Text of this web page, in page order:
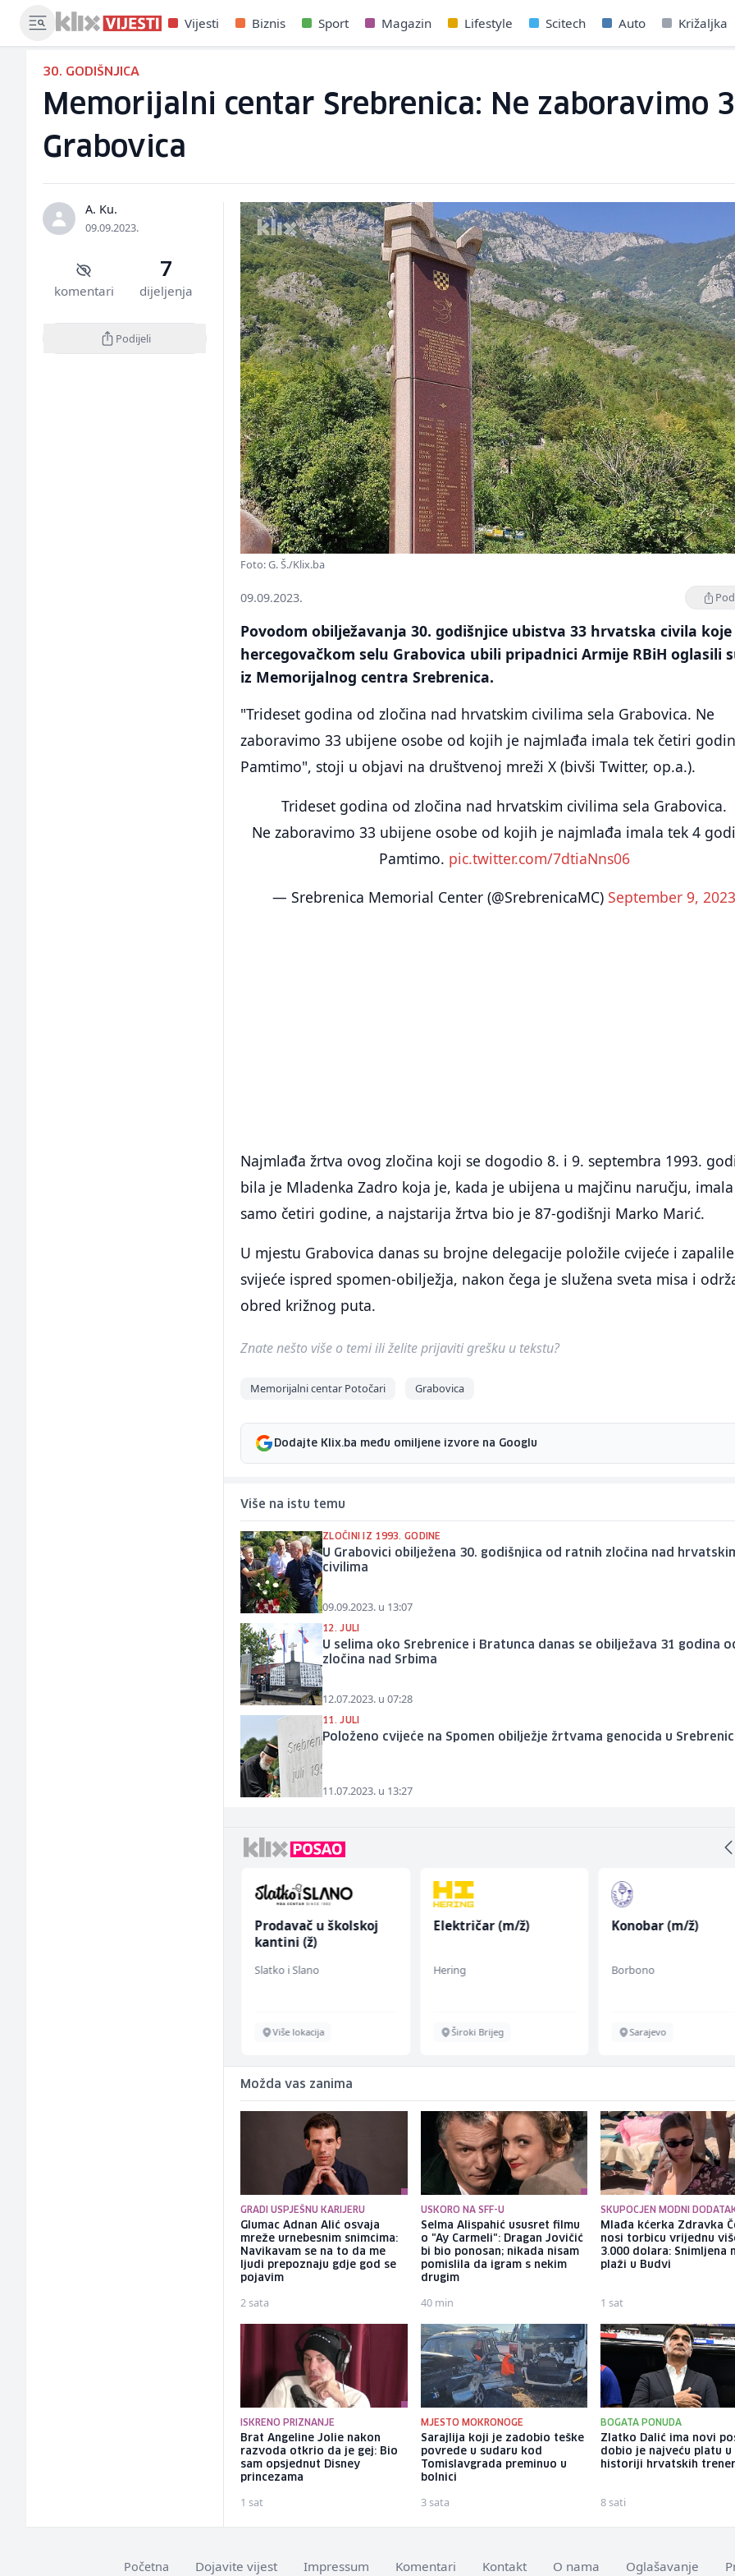
Vijesti Biznis Sport Magazin Lifestyle Scitech Auto Križaljka
30. GODIŠNJICA
Memorijalni centar Srebrenica: Ne zaboravimo
Grabovica
A. Ku.
09.09.2023.
komentari
7
dijeljenja
Podijeli
Foto: G. Š./Klix.ba
09.09.2023.
Povodom obilježavanja 30. godišnjice ubistva 33 hrvatska civila koje
hercegovačkom selu Grabovica ubili pripadnici Armije RBiH oglasili
iz Memorijalnog centra Srebrenica.
"Trideset godina od zločina nad hrvatskim civilima sela Grabovica. Ne
zaboravimo 33 ubijene osobe od kojih je najmlađa imala tek četiri
Pamtimo", stoji u objavi na društvenoj mreži X (bivši Twitter, op.a.).
Trideset godina od zločina nad hrvatskim civilima sela Grabovica.
Ne zaboravimo 33 ubijene osobe od kojih je najmlađa imala tek 4
Pamtimo. pic.twitter.com/7dtiaNns06
— Srebrenica Memorial Center (@SrebrenicaMC) September 9, 2023
Najmlađa žrtva ovog zločina koji se dogodio 8. i 9. septembra 1993.
bila je Mladenka Zadro koja je, kada je ubijena u majčinu naručju, imala
samo četiri godine, a najstarija žrtva bio je 87-godišnji Marko Marić.
U mjestu Grabovica danas su brojne delegacije položile cvijeće i zapalile
svijeće ispred spomen-obilježja, nakon čega je služena sveta misa i
obred križnog puta.
Znate nešto više o temi ili želite prijaviti grešku u tekstu?
Memorijalni centar Potočari Grabovica
Dodajte Klix.ba među omiljene izvore na Googlu
Više na istu temu
ZLOČINI IZ 1993. GODINE
U Grabovici obilježena 30. godišnjica od ratnih zločina nad
civilima
09.09.2023. u 13:07
12. JULI
U selima oko Srebrenice i Bratunca danas se obilježava 31 godina
zločina nad Srbima
12.07.2023. u 07:28
11. JULI
Položeno cvijeće na Spomen obilježje žrtvama genocida u Srebrenici
11.07.2023. u 13:27
Prodavač u školskoj
kantini (ž)
Slatko i Slano
Više lokacija
Električar (m/ž)
Hering
Široki Brijeg
Konobar (m/ž)
Borbono
Sarajevo
Možda vas zanima
GRADI USPJEŠNU KARIJERU
Glumac Adnan Alić osvaja
mreže urnebesnim snimcima:
Navikavam se na to da me
ljudi prepoznaju gdje god se
pojavim
2 sata
USKORO NA SFF-U
Selma Alispahić ususret filmu
o "Ay Carmeli": Dragan Jovičić
bi bio ponosan; nikada nisam
pomislila da igram s nekim
drugim
40 min
SKUPOCJEN MODNI
Mlađa kćerka Zdravka
nosi torbicu vrijednu
3.000 dolara: Snimljena
plaži u Budvi
1 sat
ISKRENO PRIZNANJE
Brat Angeline Jolie nakon
razvoda otkrio da je gej: Bio
sam opsjednut Disney
princezama
1 sat
MJESTO MOKRONOGE
Sarajlija koji je zadobio teške
povrede u sudaru kod
Tomislavgrada preminuo u
bolnici
3 sata
BOGATA PONUDA
Zlatko Dalić ima novi
dobio je najveću platu u
historiji hrvatskih
8 sati
Početna Dojavite vijest Impressum Komentari Kontakt O nama Oglašavanje